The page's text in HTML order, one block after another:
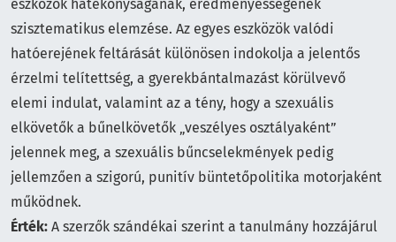
eszközök hatékonyságának, eredményességének
szisztematikus elemzése. Az egyes eszközök valódi
hatóerejének feltárását különösen indokolja a jelentős
érzelmi telítettség, a gyerekbántalmazást körülvevő
elemi indulat, valamint az a tény, hogy a szexuális
elkövetők a bűnelkövetők „veszélyes osztályaként”
jelennek meg, a szexuális bűncselekmények pedig
jellemzően a szigorú, punitív büntetőpolitika motorjaként
működnek.
Érték: A szerzők szándékai szerint a tanulmány hozzájárul